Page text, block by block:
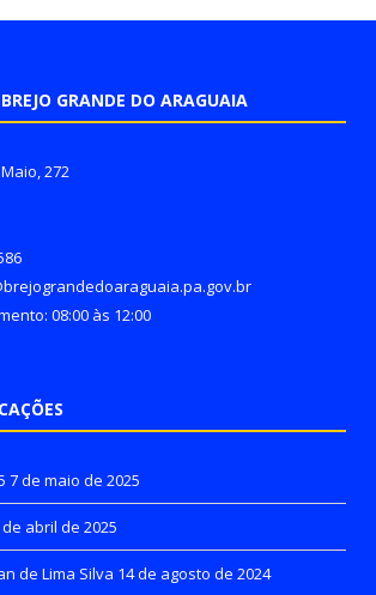
GRANDE DO ARAGUAIA
272
08:00 às 12:00
7 de maio de 2025
de abril de 2025
de Lima Silva 14 de agosto de 2024